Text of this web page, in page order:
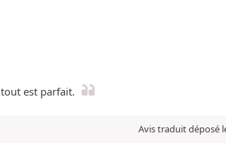
est parfait.
Avis traduit déposé